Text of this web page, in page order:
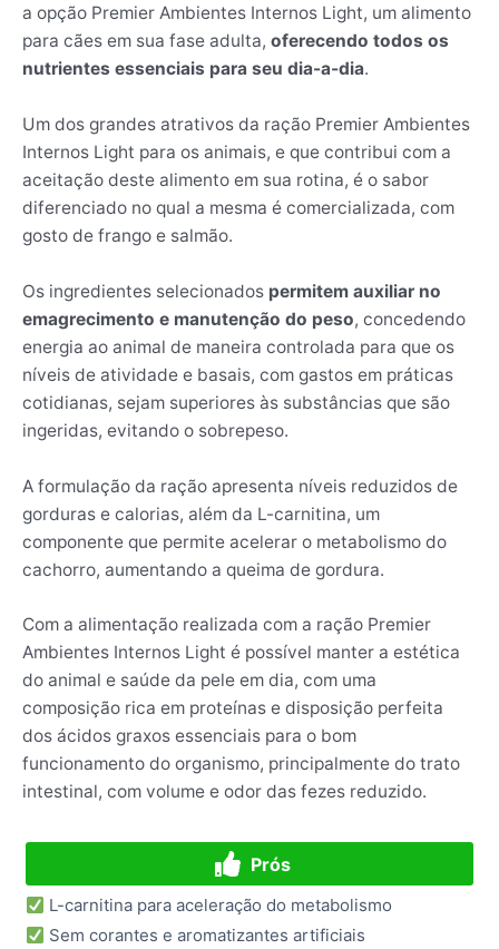
a opção Premier Ambientes Internos Light, um alimento
para cães em sua fase adulta, oferecendo todos os
nutrientes essenciais para seu dia-a-dia.
Um dos grandes atrativos da ração Premier Ambientes
Internos Light para os animais, e que contribui com a
aceitação deste alimento em sua rotina, é o sabor
diferenciado no qual a mesma é comercializada, com
gosto de frango e salmão.
Os ingredientes selecionados permitem auxiliar no
emagrecimento e manutenção do peso, concedendo
energia ao animal de maneira controlada para que os
níveis de atividade e basais, com gastos em práticas
cotidianas, sejam superiores às substâncias que são
ingeridas, evitando o sobrepeso.
A formulação da ração apresenta níveis reduzidos de
gorduras e calorias, além da L-carnitina, um
componente que permite acelerar o metabolismo do
cachorro, aumentando a queima de gordura.
Com a alimentação realizada com a ração Premier
Ambientes Internos Light é possível manter a estética
do animal e saúde da pele em dia, com uma
composição rica em proteínas e disposição perfeita
dos ácidos graxos essenciais para o bom
funcionamento do organismo, principalmente do trato
intestinal, com volume e odor das fezes reduzido.
Prós
L-carnitina para aceleração do metabolismo
Sem corantes e aromatizantes artificiais